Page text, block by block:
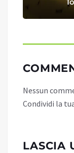
Nessun
Condividi la
LASCIA